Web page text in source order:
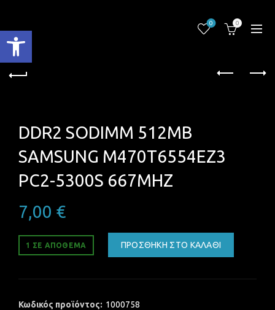
Ανοίξτε τη γραμμή εργαλείων
0 0
DDR2 SODIMM 512MB
SAMSUNG M470T6554EZ3
PC2-5300S 667MHZ
7,00 €
1 ΣΕ ΑΠΌΘΕΜΑ ΠΡΟΣΘΉΚΗ ΣΤΟ ΚΑΛΆΘΙ
Κωδικός προϊόντος: 1000758